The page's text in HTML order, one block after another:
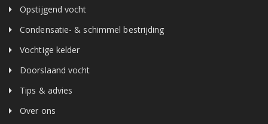
Opstijgend vocht
Condensatie- & schimmel bestrijding
Vochtige kelder
Doorslaand vocht
Tips & advies
Over ons